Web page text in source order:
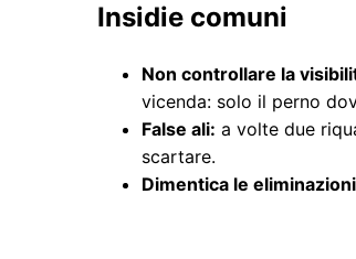
Insidie ​​​​comuni
Non controllare la
vicenda: solo il perno
False ali: a volte due
scartare.
Dimentica le